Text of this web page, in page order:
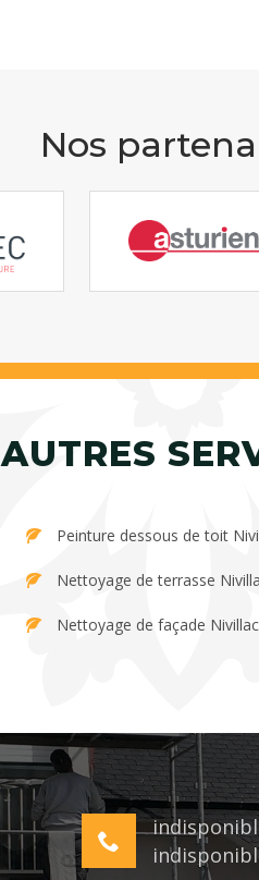
Nos
AUTRES
Peinture dessous de toit
Nettoyage de terrasse
Nettoyage de façade Nivillac